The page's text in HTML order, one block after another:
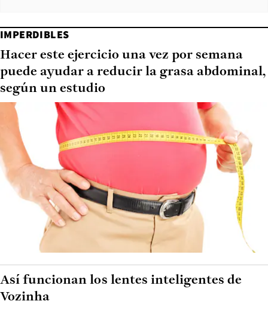
IMPERDIBLES
Hacer este ejercicio una vez por semana
puede ayudar a reducir la grasa abdominal,
según un estudio
Así funcionan los lentes inteligentes de
Vozinha